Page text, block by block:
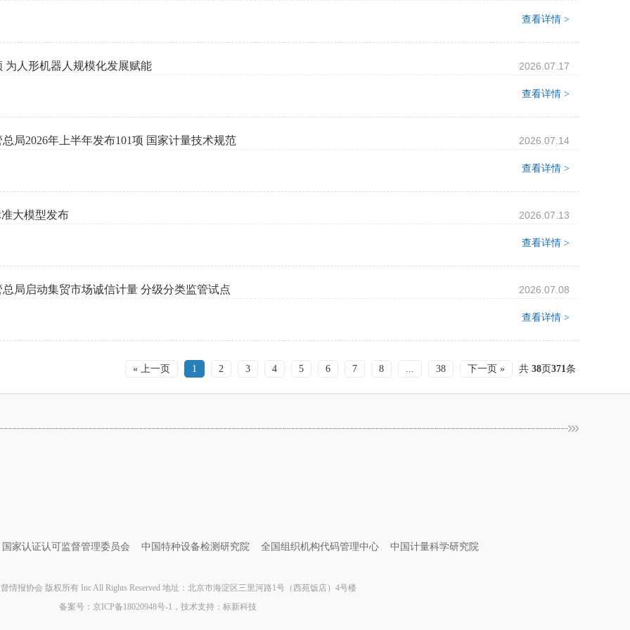
查看详情 >
为人形机器人规模化发展赋能 2026.07.17
查看详情 >
局2026年上半年发布101项 国家计量技术规范 2026.07.14
查看详情 >
准大模型发布 2026.07.13
查看详情 >
局启动集贸市场诚信计量 分级分类监管试点 2026.07.08
查看详情 >
« 上一页 1 2 3 4 5 6 7 8 ... 38 下一页 » 共 38页371条
国家认证认可监督管理委员会 中国特种设备检测研究院 全国组织机构代码管理中心 中国计量科学研究院
情报协会 版权所有 Inc All Rights Reserved 地址：北京市海淀区三里河路1号（西苑饭店）4号楼
备案号： 京ICP备18020948号-1 ，技术支持： 标新科技